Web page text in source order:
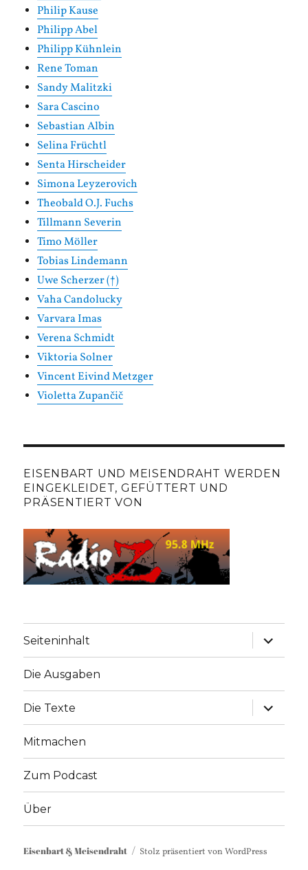
Philip Kause
Philipp Abel
Philipp Kühnlein
Rene Toman
Sandy Malitzki
Sara Cascino
Sebastian Albin
Selina Früchtl
Senta Hirscheider
Simona Leyzerovich
Theobald O.J. Fuchs
Tillmann Severin
Timo Möller
Tobias Lindemann
Uwe Scherzer (†)
Vaha Candolucky
Varvara Imas
Verena Schmidt
Viktoria Solner
Vincent Eivind Metzger
Violetta Zupančič
EISENBART UND MEISENDRAHT WERDEN
EINGEKLEIDET, GEFÜTTERT UND
PRÄSENTIERT VON
Seiteninhalt
Die Ausgaben
Die Texte
Mitmachen
Zum Podcast
Über
Eisenbart & Meisendraht Stolz präsentiert von WordPress